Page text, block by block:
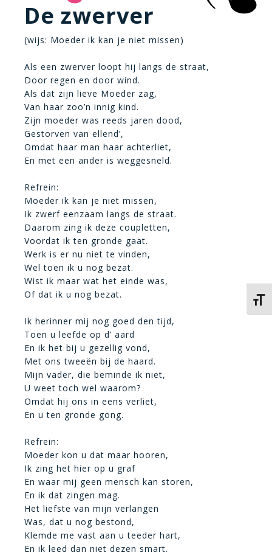
De zwerver
(wijs: Moeder ik kan je niet missen)
Als een zwerver loopt hij langs de straat,
Door regen en door wind.
Als dat zijn lieve Moeder zag,
Van haar zoo’n innig kind.
Zijn moeder was reeds jaren dood,
Gestorven van ellend’,
Omdat haar man haar achterliet,
En met een ander is weggesneld.
Refrein:
Moeder ik kan je niet missen,
Ik zwerf eenzaam langs de straat.
Daarom zing ik deze coupletten,
Voordat ik ten gronde gaat.
Werk is er nu niet te vinden,
Wel toen ik u nog bezat.
Wist ik maar wat het einde was,
Of dat ik u nog bezat.
Ik herinner mij nog goed den tijd,
Toen u leefde op d’ aard
En ik het bij u gezellig vond,
Met ons tweeën bij de haard.
Mijn vader, die beminde ik niet,
U weet toch wel waarom?
Omdat hij ons in eens verliet,
En u ten gronde gong.
Refrein:
Moeder kon u dat maar hooren,
Ik zing het hier op u graf
En waar mij geen mensch kan storen,
En ik dat zingen mag.
Het liefste van mijn verlangen
Was, dat u nog bestond,
Klemde me vast aan u teeder hart,
En ik leed dan niet dezen smart.